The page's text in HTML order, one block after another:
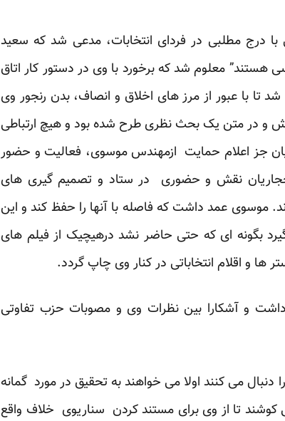
با درج مطلبی در فردای انتخابات، مدعی شد که سعید
معلوم شد که برخورد با وی در دستور کار اتاق
تا با عبور از مرز های اخلاق و انصاف، بدن رنجور وی
و در متن یک بحث نظری طرح شده بود و هیچ ارتباطی
جز اعلام حمایت ازمهندس موسوی، فعالیت و حضور
نقش و حضوری در ستاد و تصمیم گیری های
عمد داشت که فاصله با آنها را حفظ کند و این
بگونه ای که حتی حاضر نشد درهیچیک از فیلم های
ها و اقلام انتخاباتی در کنار وی چاپ گردد.
و آشکارا بین نظرات وی و مصوبات حزب تفاوتی
دنبال می کنند اولا می خواهند به تحقیق در مورد گمانه
کوشند تا از وی برای مستند کردن سناریوی خلاف واقع